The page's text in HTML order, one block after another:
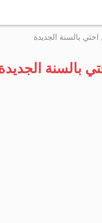
اختي بالسنة الجديدة
بالسنة